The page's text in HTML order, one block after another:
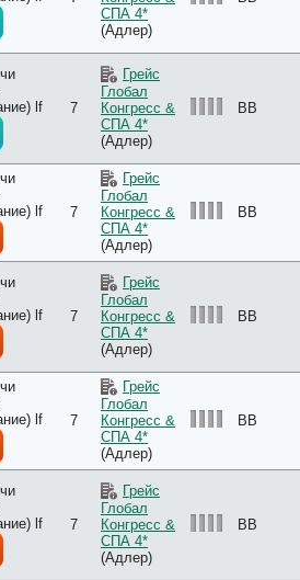
СПА 4*
(Адлер)
lf
7
Грейс
Глобал
Конгресс &
СПА 4*
(Адлер)
BB
lf
7
Грейс
Глобал
Конгресс &
СПА 4*
(Адлер)
BB
lf
7
Грейс
Глобал
Конгресс &
СПА 4*
(Адлер)
BB
lf
7
Грейс
Глобал
Конгресс &
СПА 4*
(Адлер)
BB
lf
7
Грейс
Глобал
Конгресс &
СПА 4*
(Адлер)
BB